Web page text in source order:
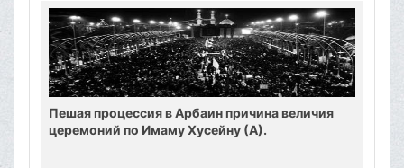
Пешая процессия в Арбаин причина величия
церемоний по Имаму Хусейну (А).